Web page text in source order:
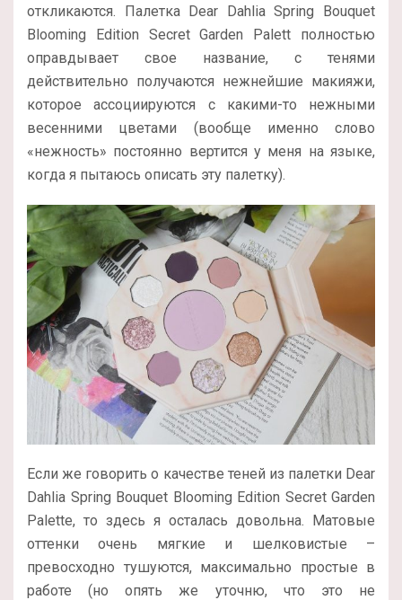
откликаются. Палетка Dear Dahlia Spring Bouquet
Blooming Edition Secret Garden Palett полностью
оправдывает свое название, с тенями
действительно получаются нежнейшие макияжи,
которое ассоциируются с какими-то нежными
весенними цветами (вообще именно слово
«нежность» постоянно вертится у меня на языке,
когда я пытаюсь описать эту палетку).
Если же говорить о качестве теней из палетки Dear
Dahlia Spring Bouquet Blooming Edition Secret Garden
Palette, то здесь я осталась довольна. Матовые
оттенки очень мягкие и шелковистые –
превосходно тушуются, максимально простые в
работе (но опять же уточню, что это не